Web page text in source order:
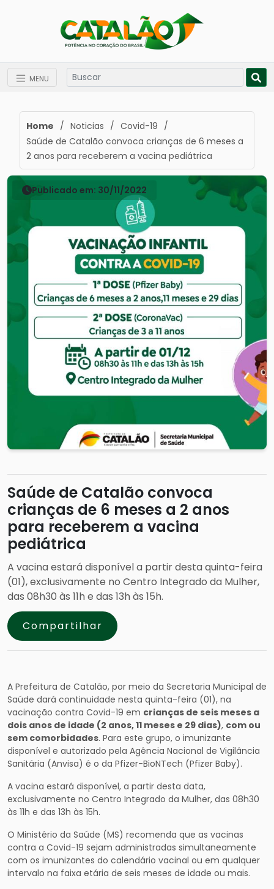
MENU
Home / Noticias / Covid-19 /
Saúde de Catalão convoca crianças de 6 meses a
2 anos para receberem a vacina pediátrica
Publicado em: 30/11/2022
Saúde de Catalão convoca
crianças de 6 meses a 2 anos
para receberem a vacina
pediátrica
A vacina estará disponível a partir desta quinta-feira
(01), exclusivamente no Centro Integrado da Mulher,
das 08h30 às 11h e das 13h às 15h.
Compartilhar
A Prefeitura de Catalão, por meio da Secretaria Municipal de
Saúde dará continuidade nesta quinta-feira (01), na
vacinação contra Covid-19 em crianças de seis meses a
dois anos de idade (2 anos, 11 meses e 29 dias), com ou
sem comorbidades. Para este grupo, o imunizante
disponível e autorizado pela Agência Nacional de Vigilância
Sanitária (Anvisa) é o da Pfizer-BioNTech (Pfizer Baby).
A vacina estará disponível, a partir desta data,
exclusivamente no Centro Integrado da Mulher, das 08h30
às 11h e das 13h às 15h.
O Ministério da Saúde (MS) recomenda que as vacinas
contra a Covid-19 sejam administradas simultaneamente
com os imunizantes do calendário vacinal ou em qualquer
intervalo na faixa etária de seis meses de idade ou mais.